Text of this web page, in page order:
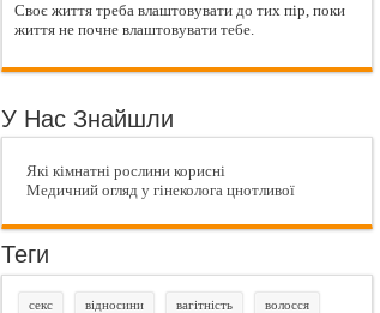
Своє життя треба влаштовувати до тих пір, поки
життя не почне влаштовувати тебе.
У Нас Знайшли
Які кімнатні рослини корисні
Медичний огляд у гінеколога цнотливої
Теги
секс відносини вагітність волосся